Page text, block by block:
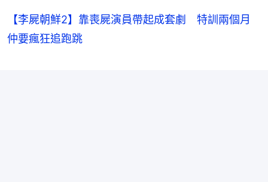
【李屍朝鮮2】靠喪屍演員帶起成套劇 特訓兩個月
仲要瘋狂追跑跳